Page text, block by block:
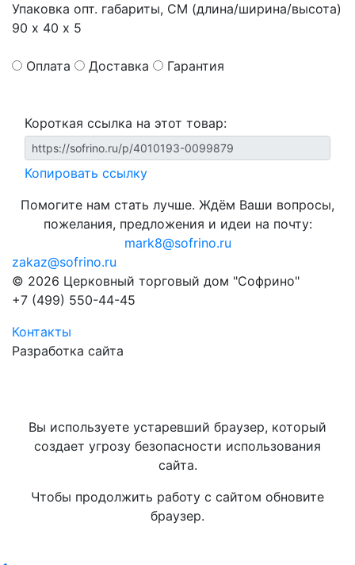
Упаковка опт. габариты, СМ (длина/ширина/высота)
90 х 40 х 5
Оплата Доставка Гарантия
Короткая ссылка на этот товар:
Копировать ссылку
Помогите нам стать лучше. Ждём Ваши вопросы,
пожелания, предложения и идеи на почту:
mark8@sofrino.ru
zakaz@sofrino.ru
© 2026 Церковный торговый дом "Софрино"
+7 (499) 550-44-45
Контакты
Разработка сайта
Вы используете устаревший браузер, который
создает угрозу безопасности использования
сайта.
Чтобы продолжить работу с сайтом обновите
браузер.